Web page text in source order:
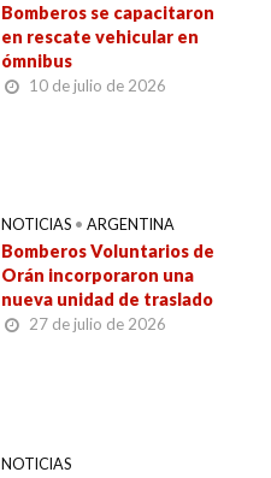
Bomberos se capacitaron
en rescate vehicular en
ómnibus
10 de julio de 2026
NOTICIAS • ARGENTINA
Bomberos Voluntarios de
Orán incorporaron una
nueva unidad de traslado
27 de julio de 2026
NOTICIAS